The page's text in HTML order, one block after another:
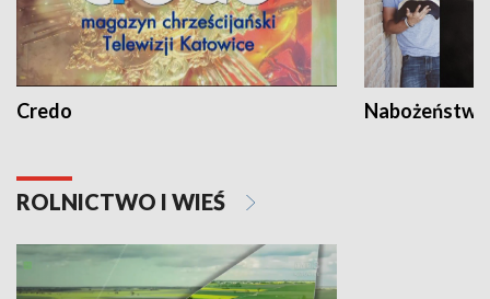
Credo
ROLNICTWO I WIEŚ